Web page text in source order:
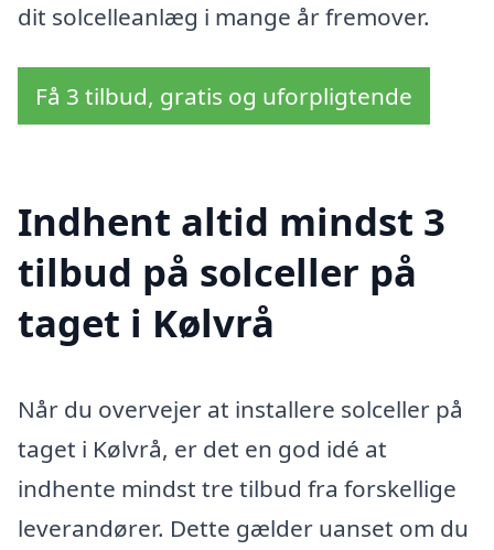
dit solcelleanlæg i mange år fremover.
Få 3 tilbud, gratis og uforpligtende
Indhent altid mindst 3
tilbud på solceller på
taget i Kølvrå
Når du overvejer at installere solceller på
taget i Kølvrå, er det en god idé at
indhente mindst tre tilbud fra forskellige
leverandører. Dette gælder uanset om du